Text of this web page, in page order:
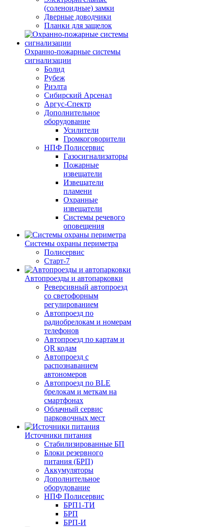
(cоленоидные) замки
Дверные доводчики
Планки для защелок
Охранно-пожарные системы
сигнализации
Болид
Рубеж
Риэлта
Сибирский Арсенал
Аргус-Спектр
Дополнительное
оборудование
Усилители
Громкоговорители
НПФ Полисервис
Газосигнализаторы
Пожарные
извещатели
Извещатели
пламени
Охранные
извещатели
Системы речевого
оповещения
Системы охраны периметра
Полисервис
Старт-7
Автопроезды и автопарковки
Реверсивный автопроезд
со светофорным
регулированием
Автопроезд по
радиобрелокам и номерам
телефонов
Автопроезд по картам и
QR кодам
Автопроезд с
распознаванием
автономеров
Автопроезд по BLE
брелокам и меткам на
смартфонах
Облачный сервис
парковочных мест
Источники питания
Стабилизированные БП
Блоки резервного
питания (БРП)
Аккумуляторы
Дополнительное
оборудование
НПФ Полисервис
БРП1-ТИ
БРП
БРП-И